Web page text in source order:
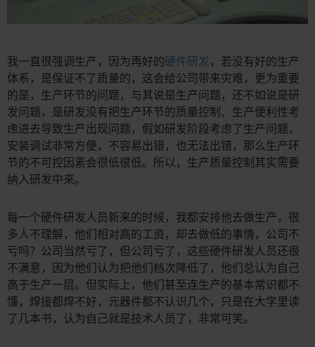
我一直很强调生产，因为再好的硬件研发，若没有好的生产
体系，是保证不了质量的，这会给公司带来灾难，更为重要
的是，生产环节的问题，与其说是生产问题，还不如说是研
发问题，是研发没有把生产环节的质量控制、生产便利性考
虑进去导致生产出现问题，假如研发阶段考虑了生产问题，
安装调试非常方便，不容易出错，也无法出错，那么生产环
节的不可控因素会很低很低。所以，生产质量控制其实需要
纳入研发中来。
每一个硬件研发人员新来的时候，我都安排他去做生产，很
多人不理解，他们相对高的工资，却去做低的事情，公司不
亏吗？公司当然亏了，但公司亏了，这些硬件研发人员还很
不满意，因为他们认为把他们档次降低了，他们总认为自己
高于生产一层。但实际上，他们甚至连生产的基本常识都不
懂，焊接都焊不好，元器件都不认识几个，只是在大学里读
了几本书，认为自己就是技术人员了，非常可笑。